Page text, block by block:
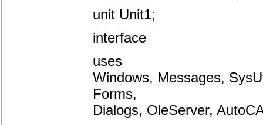
unit Unit1;
interface
uses
Windows, Messages,
Forms,
Dialogs, OleServer,